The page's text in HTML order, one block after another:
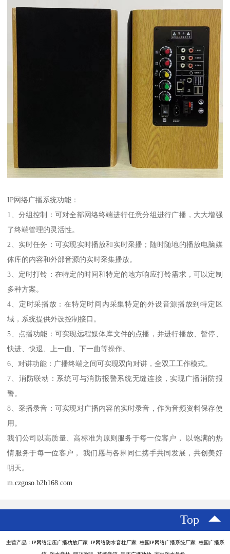
IP网络广播系统功能：
1、分组控制：可对全部网络终端进行任意分组进行广播，大大增强
了终端管理的灵活性。
2、实时任务：可实现实时播放和实时采播；随时随地的播放电脑媒
体库的内容和外部音源的实时采集播放。
3、定时打铃：在特定的时间和特定的地方响应打铃需求，可以定制
多种方案。
4、定时采播放：在特定时间内采集特定的外设音源播放到特定区
域，系统提供外设控制接口。
5、点播功能：可实现远程媒体库文件的点播，并进行播放、暂停、
快进、快退、上一曲、下一曲等操作。
6、对讲功能：广播终端之间可实现双向对讲，全双工工作模式。
7、消防联动：系统可与消防报警系统无缝连接，实现广播消防报
警。
8、采播录音：可实现对广播内容的实时录音，作为音频资料保存使
用。
我们公司以高质量、高标准为原则服务于每一位客户， 以饱满的热
情服务于每一位客户， 我们愿与各界同仁携手共同发展，共创美好
明天。
m.czgoso.b2b168.com
Top
主营产品：IP网络定压广播功放厂家 IP网络防水音柱厂家 校园IP网络广播系统厂家 校园广播系